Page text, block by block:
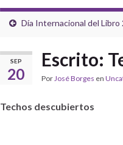
Día Internacional del Libro
SEP
20
Escrito:
PorJosé Borges en
Techos descubiertos